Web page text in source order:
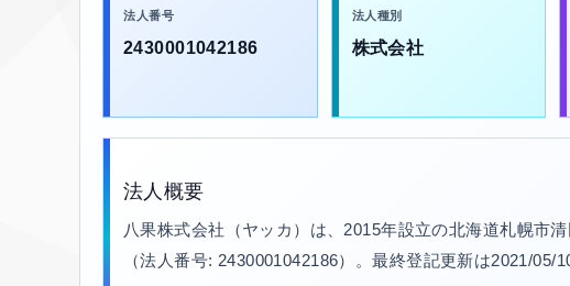
法人番号
2430001042186
法人種別
株式会社
法人概要
八果株式会社（ヤッカ）は、2015年設立の北海道札幌市
（法人番号: 2430001042186）。最終登記更新は2021/05/